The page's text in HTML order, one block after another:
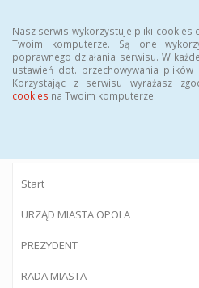
Nasz serwis wykorzystuje pliki cookies
Twoim komputerze. Są one
poprawnego działania serwisu. W
ustawień dot. przechowywania
Korzystając z serwisu wyrażasz
cookies na Twoim komputerze.
BIULETYN
Urzędu
Start
URZĄD MIASTA OPOLA
PREZYDENT
RADA MIASTA